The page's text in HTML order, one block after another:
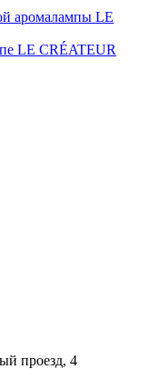
аромалампы LE
LE CRÉATEUR
проезд, 4